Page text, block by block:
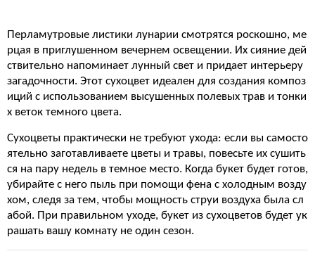
Перламутровые листики лунарии смотрятся роскошно, ме
рцая в приглушенном вечернем освещении. Их сияние дей
ствительно напоминает лунный свет и придает интерьеру
загадочности. Этот сухоцвет идеален для создания композ
иций с использованием высушенных полевых трав и тонки
х веток темного цвета.
Сухоцветы практически не требуют ухода: если вы самосто
ятельно заготавливаете цветы и травы, повесьте их сушить
ся на пару недель в темное место. Когда букет будет готов,
убирайте с него пыль при помощи фена с холодным возду
хом, следя за тем, чтобы мощность струи воздуха была сл
абой. При правильном уходе, букет из сухоцветов будет ук
рашать вашу комнату не один сезон.